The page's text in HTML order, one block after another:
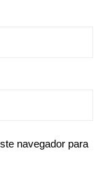
navegador para